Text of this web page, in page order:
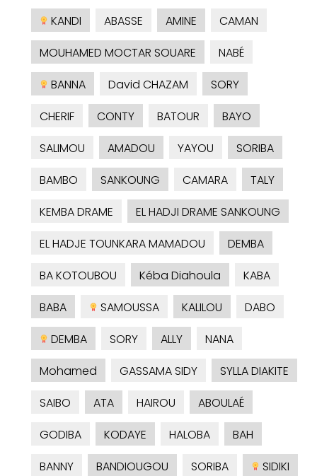
KANDI
ABASSE AMINE
CAMAN
MOUHAMED MOCTAR SOUARE
NABÉ
BANNA
David CHAZAM
SORY
CHERIF
CONTY BATOUR
BAYO
SALIMOU
AMADOU YAYOU
SORIBA
BAMBO
SANKOUNG CAMARA
TALY
KEMBA DRAME
EL HADJI DRAME SANKOUNG
EL HADJE TOUNKARA MAMADOU
DEMBA
BA KOTOUBOU
Kéba Diahoula
KABA
BABA
SAMOUSSA KALILOU
DABO
DEMBA
SORY ALLY
NANA
Mohamed
GASSAMA SIDY
SYLLA DIAKITE
SAIBO
ATA HAIROU
ABOULAÉ
GODIBA
KODAYE HALOBA
BAH
BANNY
BANDIOUGOU SORIBA SIDIKI